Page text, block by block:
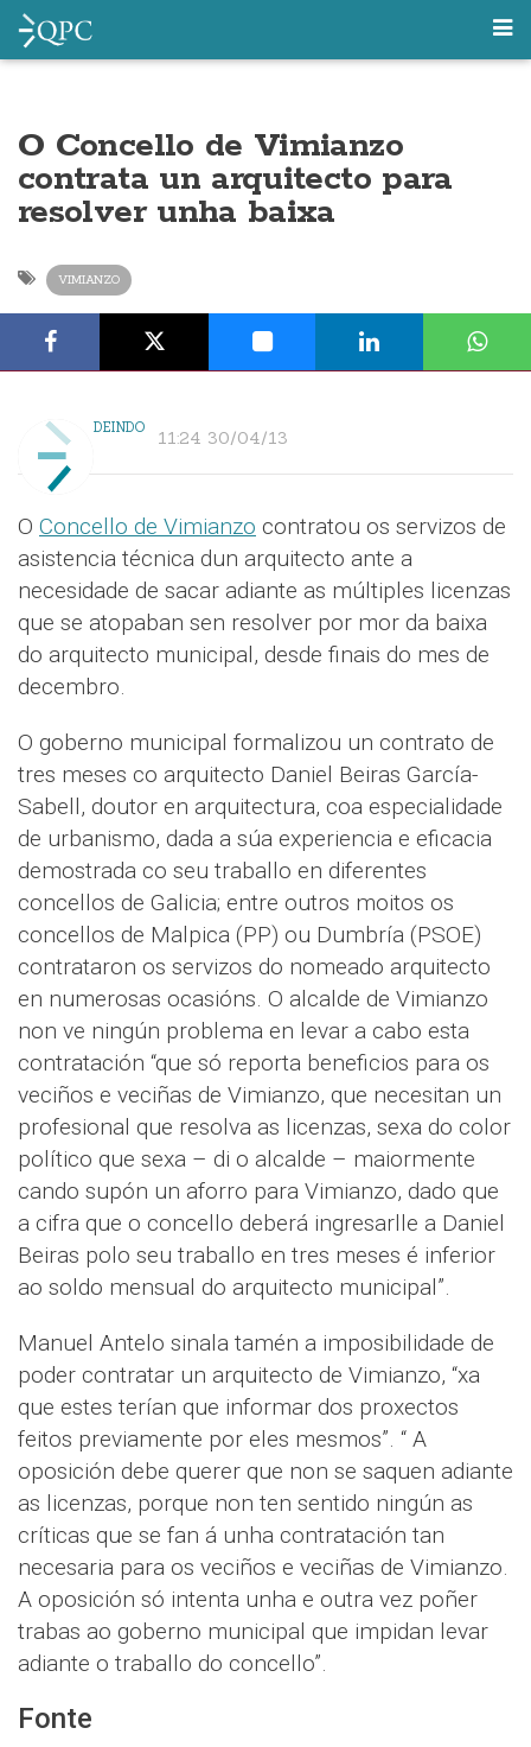
O Concello de Vimianzo
contrata un arquitecto para
resolver unha baixa
VIMIANZO
DEINDO 11:24 30/04/13
O Concello de Vimianzo contratou os servizos de
asistencia técnica dun arquitecto ante a
necesidade de sacar adiante as múltiples licenzas
que se atopaban sen resolver por mor da baixa
do arquitecto municipal, desde finais do mes de
decembro.
O goberno municipal formalizou un contrato de
tres meses co arquitecto Daniel Beiras García-
Sabell, doutor en arquitectura, coa especialidade
de urbanismo, dada a súa experiencia e eficacia
demostrada co seu traballo en diferentes
concellos de Galicia; entre outros moitos os
concellos de Malpica (PP) ou Dumbría (PSOE)
contrataron os servizos do nomeado arquitecto
en numerosas ocasións. O alcalde de Vimianzo
non ve ningún problema en levar a cabo esta
contratación “que só reporta beneficios para os
veciños e veciñas de Vimianzo, que necesitan un
profesional que resolva as licenzas, sexa do color
político que sexa – di o alcalde – maiormente
cando supón un aforro para Vimianzo, dado que
a cifra que o concello deberá ingresarlle a Daniel
Beiras polo seu traballo en tres meses é inferior
ao soldo mensual do arquitecto municipal”.
Manuel Antelo sinala tamén a imposibilidade de
poder contratar un arquitecto de Vimianzo, “xa
que estes terían que informar dos proxectos
feitos previamente por eles mesmos”. “ A
oposición debe querer que non se saquen adiante
as licenzas, porque non ten sentido ningún as
críticas que se fan á unha contratación tan
necesaria para os veciños e veciñas de Vimianzo.
A oposición só intenta unha e outra vez poñer
trabas ao goberno municipal que impidan levar
adiante o traballo do concello”.
Fonte